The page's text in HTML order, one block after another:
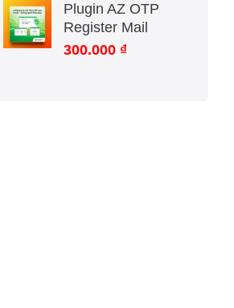
Plugin AZ OTP
Register Mail
300.000 ₫